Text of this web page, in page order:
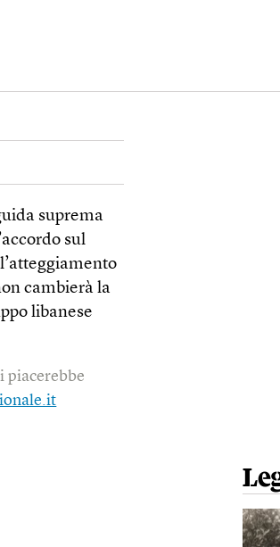
suprema
sul
cambierà la
libanese
piacerebbe